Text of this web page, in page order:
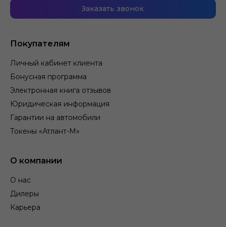
Покупателям
Личный кабинет клиента
Бонусная программа
Электронная книга отзывов
Юридическая информация
Гарантии на автомобили
Токены «Атлант-М»
О компании
О нас
Дилеры
Карьера
Заказать звонок